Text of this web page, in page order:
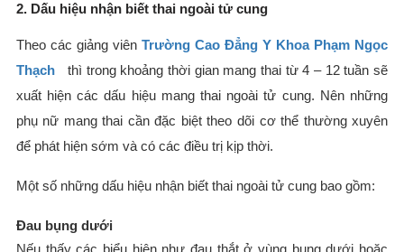
2. Dấu hiệu nhận biết thai ngoài tử cung
Theo các giảng viên Trường Cao Đẳng Y Khoa Phạm Ngọc
Thạch
thì trong khoảng thời gian mang thai từ 4 – 12 tuần sẽ
xuất hiện các dấu hiệu mang thai ngoài tử cung. Nên những
phụ nữ mang thai cần đặc biệt theo dõi cơ thể thường xuyên
để phát hiện sớm và có các điều trị kịp thời.
Một số những dấu hiệu nhận biết thai ngoài tử cung bao gồm:
Đau bụng dưới
Nếu thấy các biểu hiện như đau thắt ở vùng bụng dưới hoặc